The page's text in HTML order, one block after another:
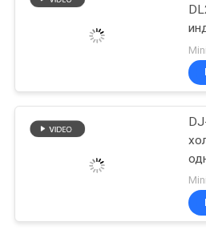
Д печатает